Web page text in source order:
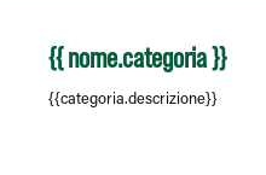
{{ nome.categoria }}
{{categoria.descrizione}}